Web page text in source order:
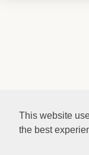
This website
the best